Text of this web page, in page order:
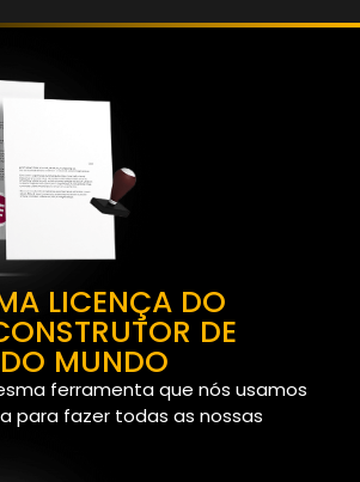
LICENÇA DO
DE
MUNDO
ferramenta que nós usamos
para fazer todas as nossas